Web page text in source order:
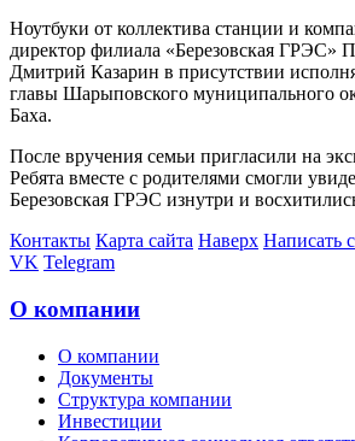
Ноутбуки от коллектива станции и
директор филиала «Березовская
Дмитрий Казарин в присутствии
главы Шарыповского муниципального
Баха.
После вручения семьи пригласили на
Ребята вместе с родителями смогли
Березовская ГРЭС изнутри и
Контакты Карта сайта Наверх Написать
VK Telegram
О компании
О компании
Документы
Структура компании
Инвестиции